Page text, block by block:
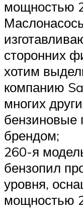
мощностью
сторонних
хотим
компанию
многих
бензиновые
брендом;
260-я
бензопил
уровня,
мощностью